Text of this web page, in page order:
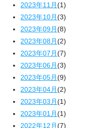
2023年11月(1)
2023年10月(3)
2023年09月(8)
2023年08月(2)
2023年07月(7)
2023年06月(3)
2023年05月(9)
2023年04月(2)
2023年03月(1)
2023年01月(1)
2022年12月(7)